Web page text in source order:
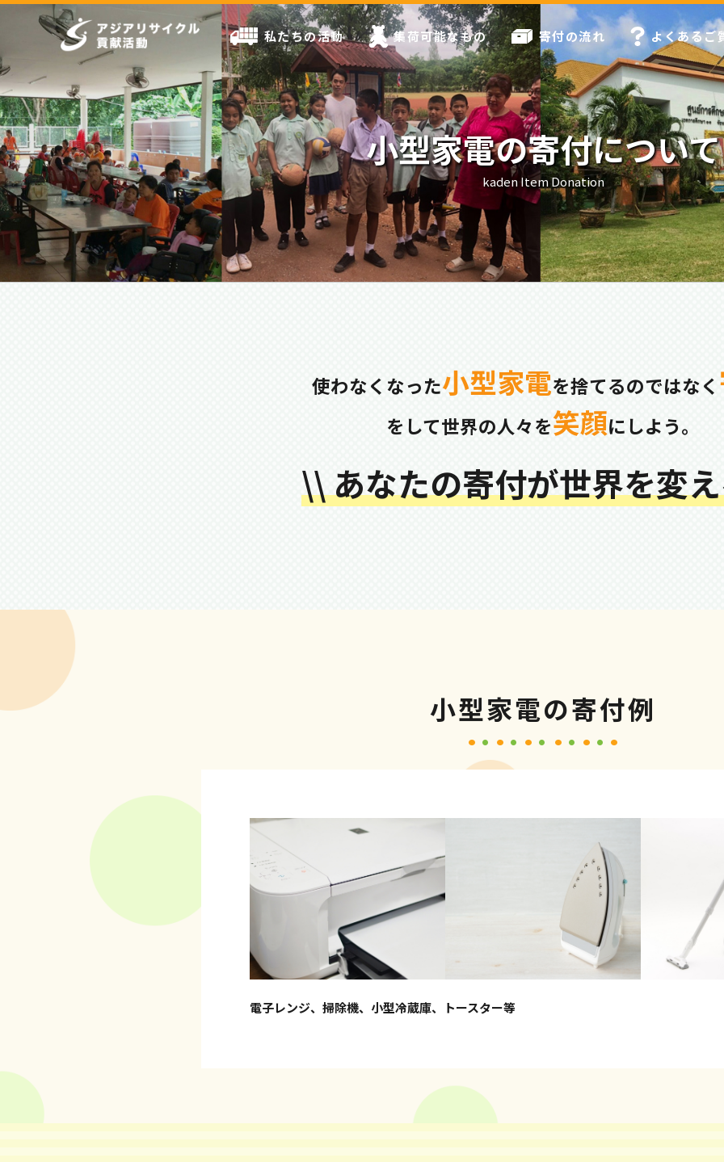
私たちの活動 集荷可能なもの 寄付の流れ よくあるご
小型家電の寄付について
kaden Item Donation
使わなくなった小型家電を捨てるのではなく
をして世界の人々を笑顔にしよう。
\\ あなたの寄付が世界を変
小型家電の寄付例
電子レンジ、掃除機、小型冷蔵庫、トースター等